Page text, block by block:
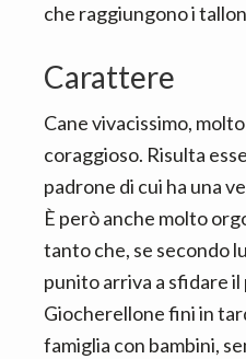
che raggiungono i
Carattere
Cane vivacissimo,
coraggioso. Risulta
padrone di cui ha una
È però anche molto
tanto che, se secondo
punito arriva a sfidare
Giocherellone fini in
famiglia con bambini,